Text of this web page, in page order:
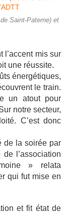
Saint-Paterne) et
l’accent mis sur
une réussite.
énergétiques,
le train.
un atout pour
notre secteur,
C’est donc
de la soirée par
l’association
» relata
qui fut mise en
et fit état de